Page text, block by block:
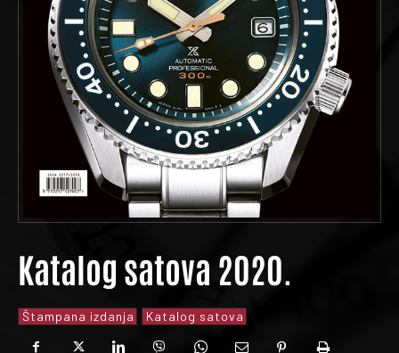
Katalog satova 2020.
Štampana izdanja Katalog satova